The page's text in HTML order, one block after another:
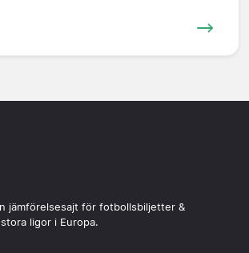
jämförelsesajt för fotbollsbiljetter &
ligor i Europa.